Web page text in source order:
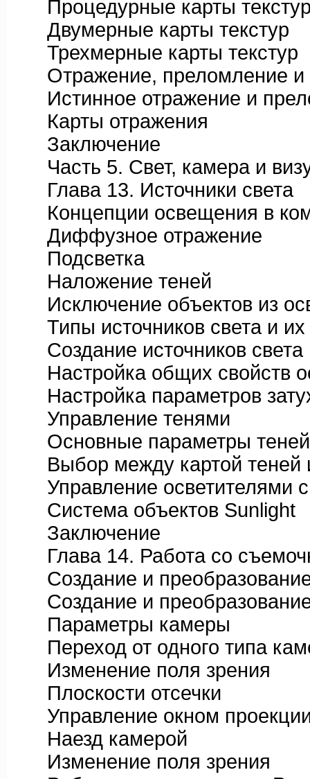
Процедурные карты
Двумерные карты текстур
Трехмерные карты текстур
Отражение, преломление и
Истинное отражение и
Карты отражения
Заключение
Часть 5. Свет, камера и
Глава 13. Источники света
Концепции освещения в
Диффузное отражение
Подсветка
Наложение теней
Исключение объектов из
Типы источников света и
Создание источников света
Настройка общих свойств
Настройка параметров
Управление тенями
Основные параметры теней
Выбор между картой теней
Управление осветителями
Система объектов Sunlight
Заключение
Глава 14. Работа со
Создание и
Создание и
Параметры камеры
Переход от одного типа
Изменение поля зрения
Плоскости отсечки
Управление окном
Наезд камерой
Изменение поля зрения